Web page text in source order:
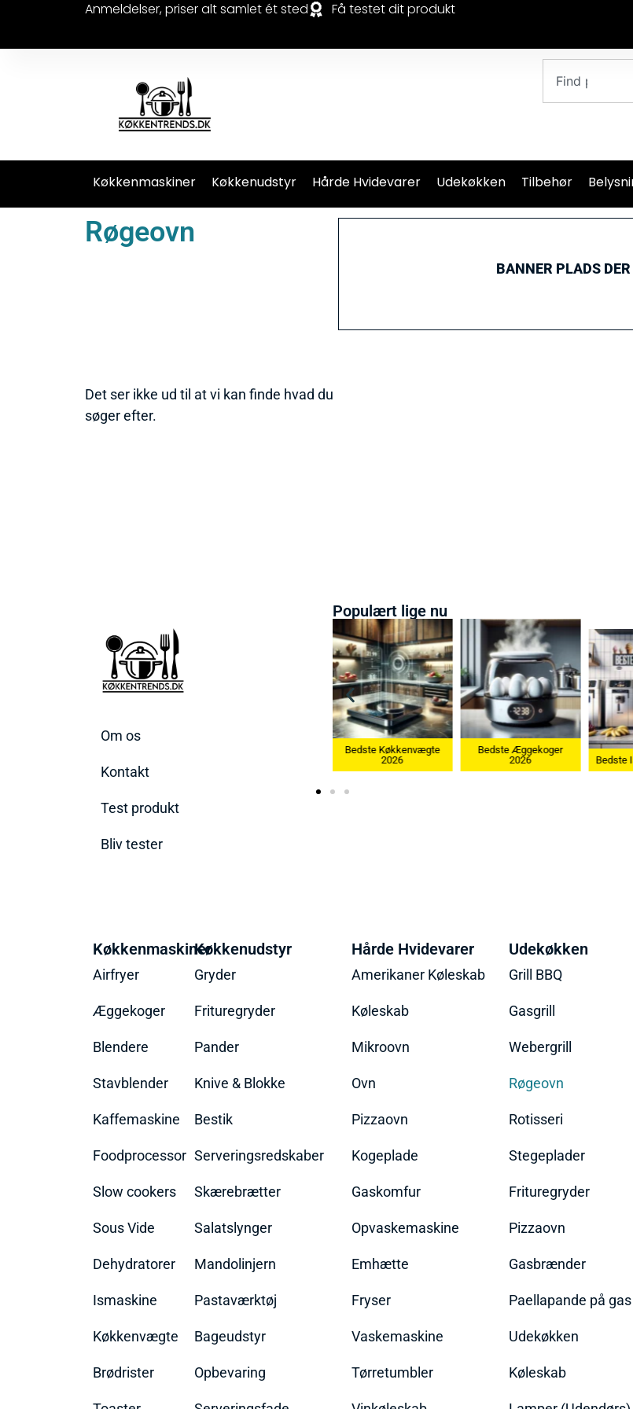
Anmeldelser, priser alt samlet ét sted Få testet dit produkt
Køkkenmaskiner Køkkenudstyr Hårde Hvidevarer Udekøkken Tilbehør
Røgeovn
BANNER PLADS
Det ser ikke ud til at vi kan finde hvad du
søger efter.
Om os
Kontakt
Test produkt
Bliv tester
Populært lige nu
Bedste Køkkenvægte
2026
Bedste Æggekoger
2026
Bedste
Køkkenmaskiner
Airfryer
Æggekoger
Blendere
Stavblender
Kaffemaskine
Foodprocessor
Slow cookers
Sous Vide
Dehydratorer
Ismaskine
Køkkenvægte
Brødrister
Køkkenudstyr
Gryder
Frituregryder
Pander
Knive & Blokke
Bestik
Serveringsredskaber
Skærebrætter
Salatslynger
Mandolinjern
Pastaværktøj
Bageudstyr
Opbevaring
Hårde Hvidevarer
Amerikaner Køleskab
Køleskab
Mikroovn
Ovn
Pizzaovn
Kogeplade
Gaskomfur
Opvaskemaskine
Emhætte
Fryser
Vaskemaskine
Tørretumbler
Udekøkken
Grill BBQ
Gasgrill
Webergrill
Røgeovn
Rotisseri
Stegeplader
Frituregryder
Pizzaovn
Gasbrænder
Paellapande på gas
Udekøkken
Køleskab